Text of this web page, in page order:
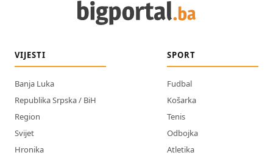
VIJESTI
Banja Luka
Republika Srpska / BiH
Region
Svijet
Hronika
SPORT
Fudbal
Košarka
Tenis
Odbojka
Atletika